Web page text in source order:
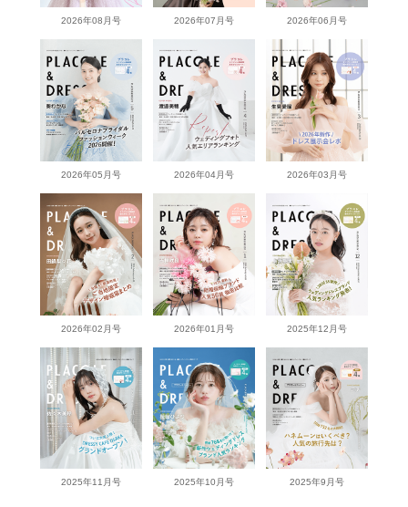
2026年08月号 2026年07月号 2026年06月号
2026年05月号 2026年04月号 2026年03月号
2026年02月号 2026年01月号 2025年12月号
2025年11月号 2025年10月号 2025年9月号